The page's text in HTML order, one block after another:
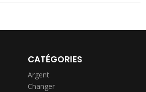
CATÉGORIES
Argent
Changer